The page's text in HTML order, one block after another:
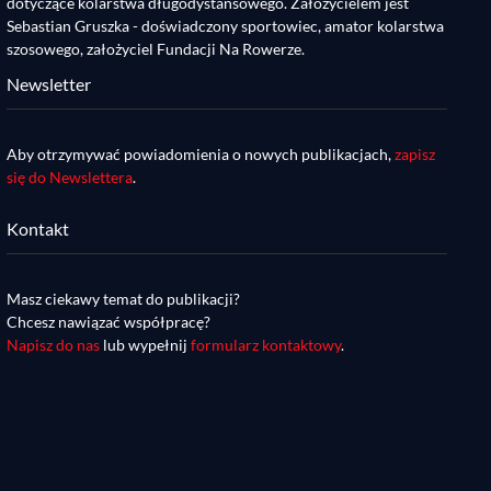
Sebastian Gruszka - doświadczony sportowiec, amator kolarstwa
szosowego, założyciel Fundacji Na Rowerze.
Newsletter
Aby otrzymywać powiadomienia o nowych publikacjach,zapisz
się do Newslettera.
Kontakt
Masz ciekawy temat do publikacji?
Chcesz nawiązać współpracę?
Napisz do nas lub wypełnijformularz kontaktowy.